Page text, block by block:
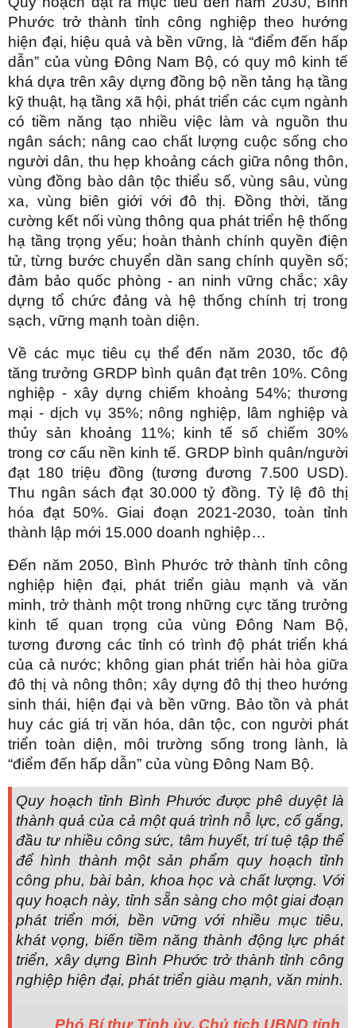
Phước trở thành tỉnh công nghiệp theo hướng
hiện đại, hiệu quả và bền vững, là “điểm đến hấp
dẫn” của vùng Đông Nam Bộ, có quy mô kinh tế
khá dựa trên xây dựng đồng bộ nền tảng hạ tầng
kỹ thuật, hạ tầng xã hội, phát triển các cụm ngành
có tiềm năng tạo nhiều việc làm và nguồn thu
ngân sách; nâng cao chất lượng cuộc sống cho
người dân, thu hẹp khoảng cách giữa nông thôn,
vùng đồng bào dân tộc thiểu số, vùng sâu, vùng
xa, vùng biên giới với đô thị. Đồng thời, tăng
cường kết nối vùng thông qua phát triển hệ thống
hạ tầng trọng yếu; hoàn thành chính quyền điện
tử, từng bước chuyển dần sang chính quyền số;
đảm bảo quốc phòng - an ninh vững chắc; xây
dựng tổ chức đảng và hệ thống chính trị trong
sạch, vững mạnh toàn diện.
Về các mục tiêu cụ thể đến năm 2030, tốc độ
tăng trưởng GRDP bình quân đạt trên 10%. Công
nghiệp - xây dựng chiếm khoảng 54%; thương
mại - dịch vụ 35%; nông nghiệp, lâm nghiệp và
thủy sản khoảng 11%; kinh tế số chiếm 30%
trong cơ cấu nền kinh tế. GRDP bình quân/người
đạt 180 triệu đồng (tương đương 7.500 USD).
Thu ngân sách đạt 30.000 tỷ đồng. Tỷ lệ đô thị
hóa đạt 50%. Giai đoạn 2021-2030, toàn tỉnh
thành lập mới 15.000 doanh nghiệp…
Đến năm 2050, Bình Phước trở thành tỉnh công
nghiệp hiện đại, phát triển giàu mạnh và văn
minh, trở thành một trong những cực tăng trưởng
kinh tế quan trọng của vùng Đông Nam Bộ,
tương đương các tỉnh có trình độ phát triển khá
của cả nước; không gian phát triển hài hòa giữa
đô thị và nông thôn; xây dựng đô thị theo hướng
sinh thái, hiện đại và bền vững. Bảo tồn và phát
huy các giá trị văn hóa, dân tộc, con người phát
triển toàn diện, môi trường sống trong lành, là
“điểm đến hấp dẫn” của vùng Đông Nam Bộ.
Quy hoạch tỉnh Bình Phước được phê duyệt là
thành quả của cả một quá trình nỗ lực, cố gắng,
đầu tư nhiều công sức, tâm huyết, trí tuệ tập thể
để hình thành một sản phẩm quy hoạch tỉnh
công phu, bài bản, khoa học và chất lượng. Với
quy hoạch này, tỉnh sẵn sàng cho một giai đoạn
phát triển mới, bền vững với nhiều mục tiêu,
khát vọng, biến tiềm năng thành động lực phát
triển, xây dựng Bình Phước trở thành tỉnh công
nghiệp hiện đại, phát triển giàu mạnh, văn minh.
Phó Bí thư Tỉnh ủy, Chủ tịch UBND tỉnh